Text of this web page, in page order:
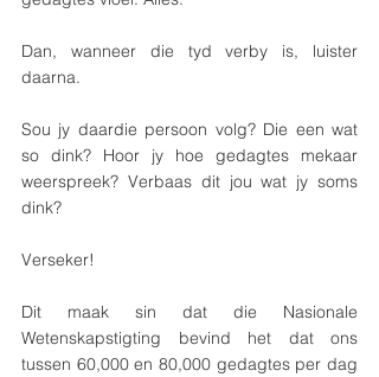
Dan, wanneer die tyd verby is, luister
daarna.
Sou jy daardie persoon volg? Die een wat
so dink? Hoor jy hoe gedagtes mekaar
weerspreek? Verbaas dit jou wat jy soms
dink?
Verseker!
Dit maak sin dat die Nasionale
Wetenskapstigting bevind het dat ons
tussen 60,000 en 80,000 gedagtes per dag